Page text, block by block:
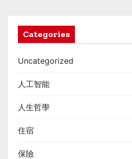
Categories
Uncategorized
人工智能
人生哲學
住宿
保險